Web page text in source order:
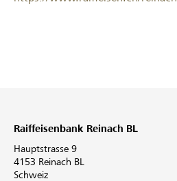
Raiffeisenbank Reinach BL
Hauptstrasse 9
4153 Reinach BL
Schweiz